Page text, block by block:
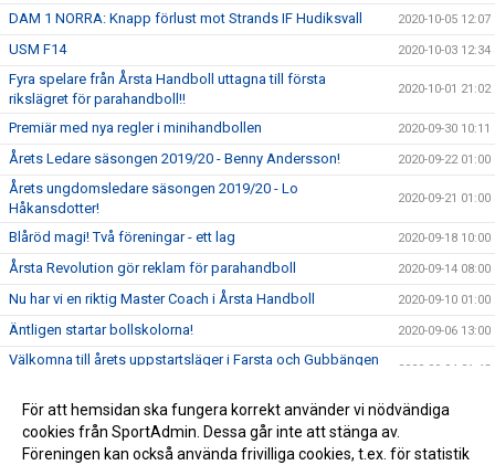
DAM 1 NORRA: Knapp förlust mot Strands IF Hudiksvall 2020-10-05 12:07
USM F14 2020-10-03 12:34
Fyra spelare från Årsta Handboll uttagna till första
rikslägret för parahandboll!!
2020-10-01 21:02
Premiär med nya regler i minihandbollen 2020-09-30 10:11
Årets Ledare säsongen 2019/20 - Benny Andersson! 2020-09-22 01:00
Årets ungdomsledare säsongen 2019/20 - Lo
Håkansdotter!
2020-09-21 01:00
Blåröd magi! Två föreningar - ett lag 2020-09-18 10:00
Årsta Revolution gör reklam för parahandboll 2020-09-14 08:00
Nu har vi en riktig Master Coach i Årsta Handboll 2020-09-10 01:00
Äntligen startar bollskolorna! 2020-09-06 13:00
Välkomna till årets uppstartsläger i Farsta och Gubbängen
2020-09-04 21:43
Välkomna till Årsmöte den 24 september 2020-09-01 23:11
SOMMARAKTIVITETR PÅ SKARPNÄCKSFÄLTET! 2020-06-26 16:39
För att hemsidan ska fungera korrekt använder vi nödvändiga
cookies från SportAdmin. Dessa går inte att stänga av.
Föreningen kan också använda frivilliga cookies, t.ex. för statistik